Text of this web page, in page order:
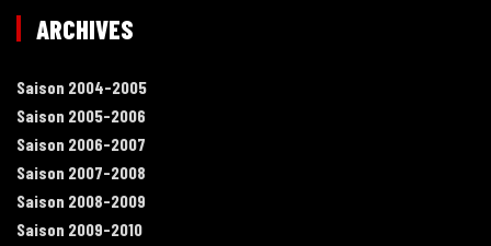
ARCHIVES
Saison 2004-2005
Saison 2005-2006
Saison 2006-2007
Saison 2007-2008
Saison 2008-2009
Saison 2009-2010